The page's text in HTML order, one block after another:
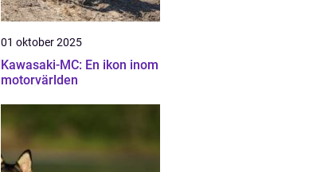
01 oktober 2025
Kawasaki-MC: En ikon inom
motorvärlden